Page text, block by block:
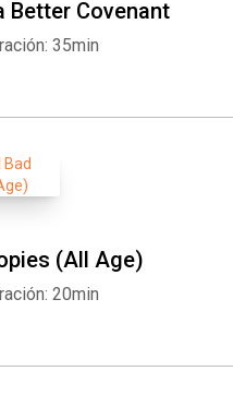
Better Covenant
35min
(All Age)
20min